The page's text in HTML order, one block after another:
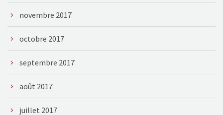
novembre 2017
octobre 2017
septembre 2017
août 2017
juillet 2017